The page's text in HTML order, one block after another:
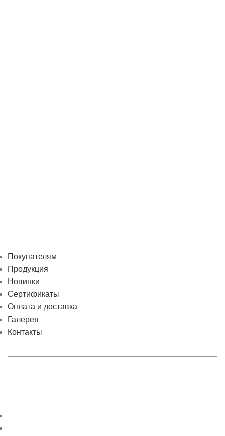
Покупателям
Продукция
Новинки
Сертификаты
Оплата и доставка
Галерея
Контакты